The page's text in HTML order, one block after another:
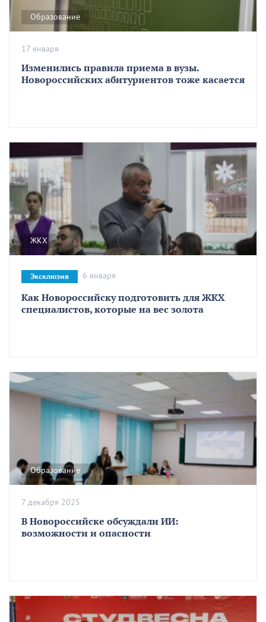
Образование
Изменились правила приема в вузы.
Новороссийских абитуриентов тоже касается
17 января
ЖКХ
Как Новороссийску подготовить для ЖКХ
специалистов, которые на вес золота
Эксклюзив 6 января
Образование
В Новороссийске обсуждали ИИ:
возможности и опасности
7 декабря 2025